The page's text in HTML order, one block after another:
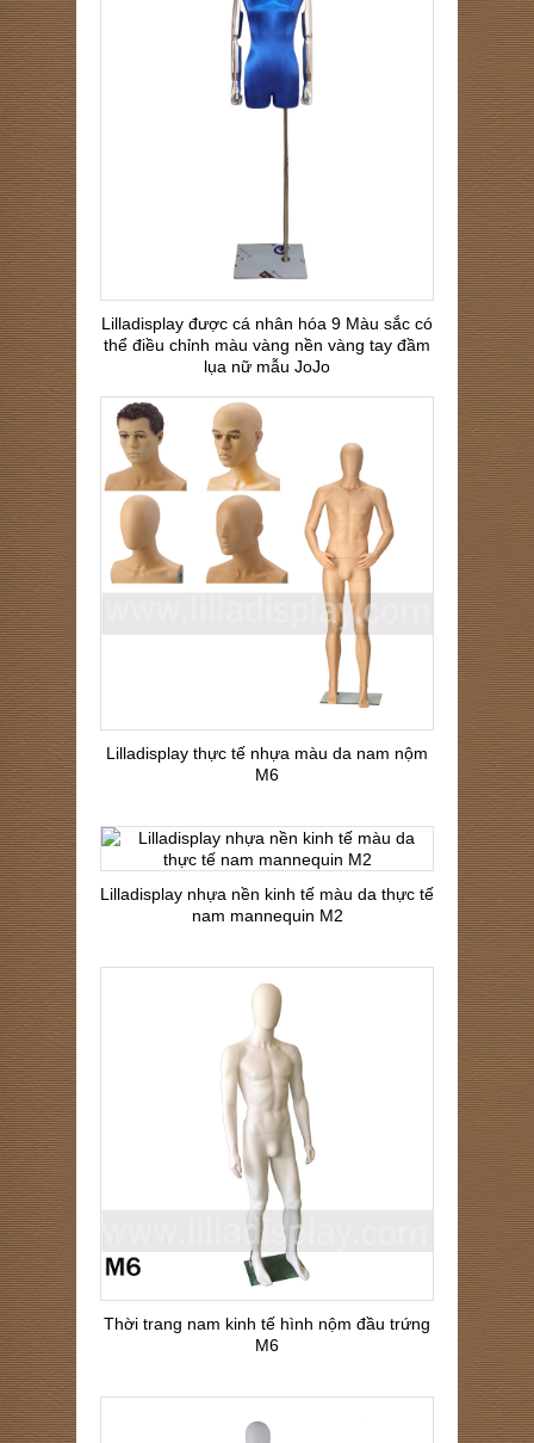
Lilladisplay được cá nhân hóa 9 Màu sắc có
thể điều chỉnh màu vàng nền vàng tay đầm
lụa nữ mẫu JoJo
Lilladisplay thực tế nhựa màu da nam nộm
M6
Lilladisplay nhựa nền kinh tế màu da thực tế
nam mannequin M2
Thời trang nam kinh tế hình nộm đầu trứng
M6